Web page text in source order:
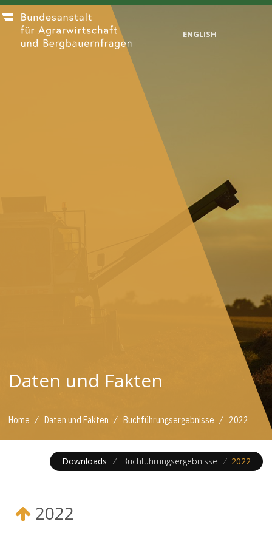
ENGLISH
Daten und Fakten
Home / Daten und Fakten / Buchführungsergebnisse / 2022
Downloads / Buchführungsergebnisse / 2022
2022